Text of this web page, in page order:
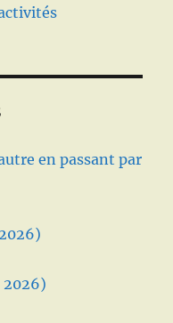
en passant par